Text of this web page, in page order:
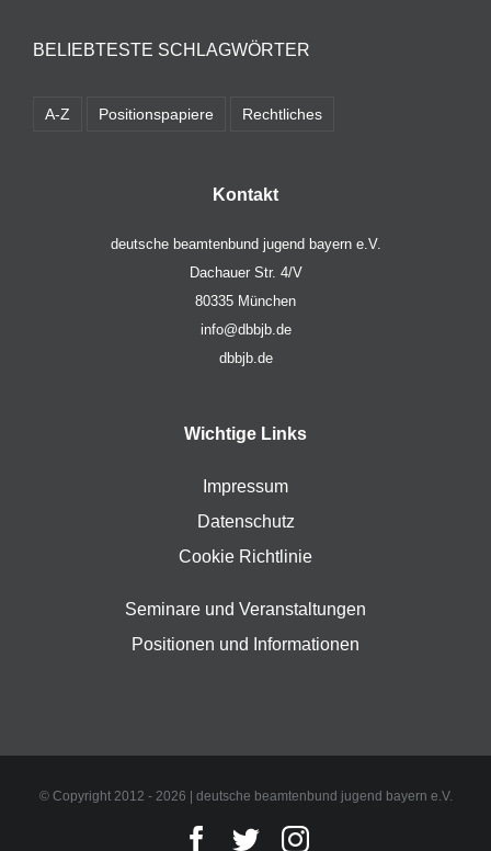
BELIEBTESTE SCHLAGWÖRTER
A-Z Positionspapiere Rechtliches
Kontakt
deutsche beamtenbund jugend bayern e.V.
Dachauer Str. 4/V
80335 München
info@dbbjb.de
dbbjb.de
Wichtige Links
Impressum
Datenschutz
Cookie Richtlinie
Seminare und Veranstaltungen
Positionen und Informationen
© Copyright 2012 - 2026 | deutsche beamtenbund jugend bayern e.V.
Facebook
TwitterInstagram